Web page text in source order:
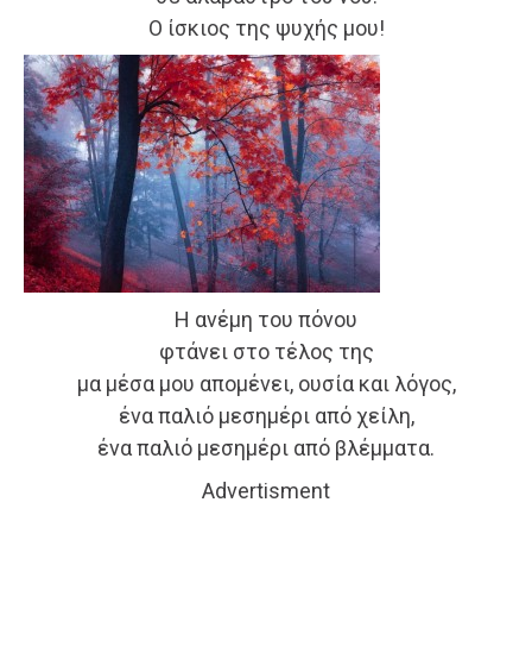
Ο ίσκιος της ψυχής μου!
Η ανέμη του πόνου
φτάνει στο τέλος της
μα μέσα μου απομένει, ουσία και λόγος,
ένα παλιό μεσημέρι από χείλη,
ένα παλιό μεσημέρι από βλέμματα.
Advertisment